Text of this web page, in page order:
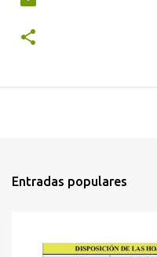
Entradas populares